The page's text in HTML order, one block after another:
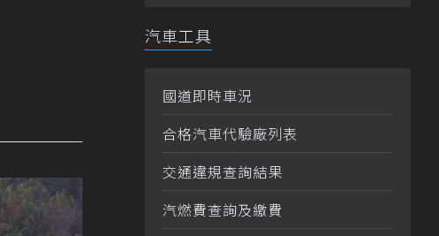
汽車工具
國道即時車況
合格汽車代驗廠列表
交通違規查詢結果
汽燃費查詢及繳費